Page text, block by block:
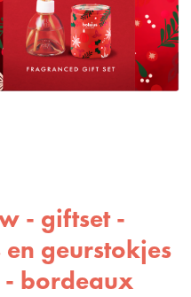
- giftset -
geurstokjes
- bordeaux